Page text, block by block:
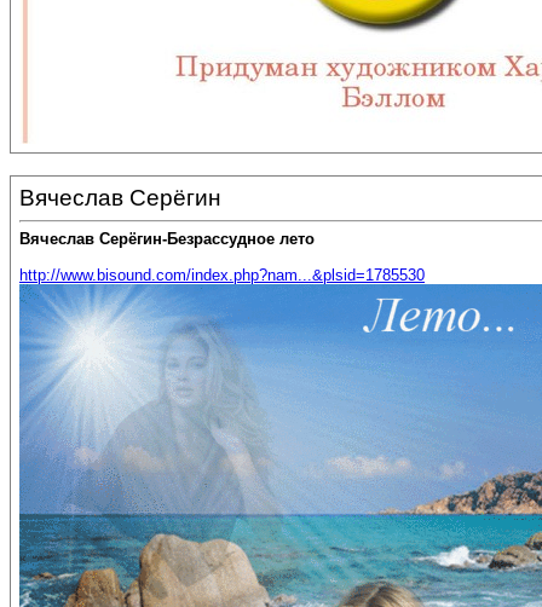
Вячеслав Серёгин
Вячеслав Серёгин-Безрассудное лето
http://www.bisound.com/index.php?nam...&plsid=1785530